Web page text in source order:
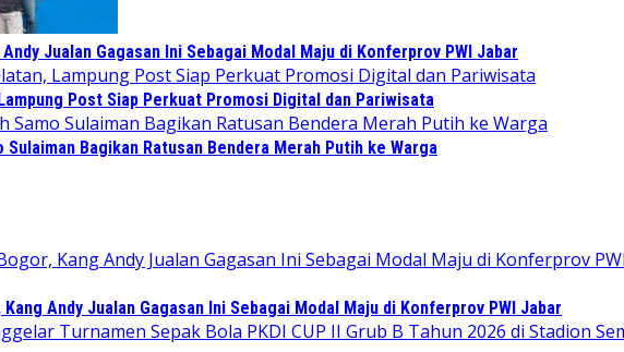
Jualan Gagasan Ini Sebagai Modal Maju di Konferprov PWI Jabar
Post Siap Perkuat Promosi Digital dan Pariwisata
Sulaiman Bagikan Ratusan Bendera Merah Putih ke Warga
Andy Jualan Gagasan Ini Sebagai Modal Maju di Konferprov PWI Jabar